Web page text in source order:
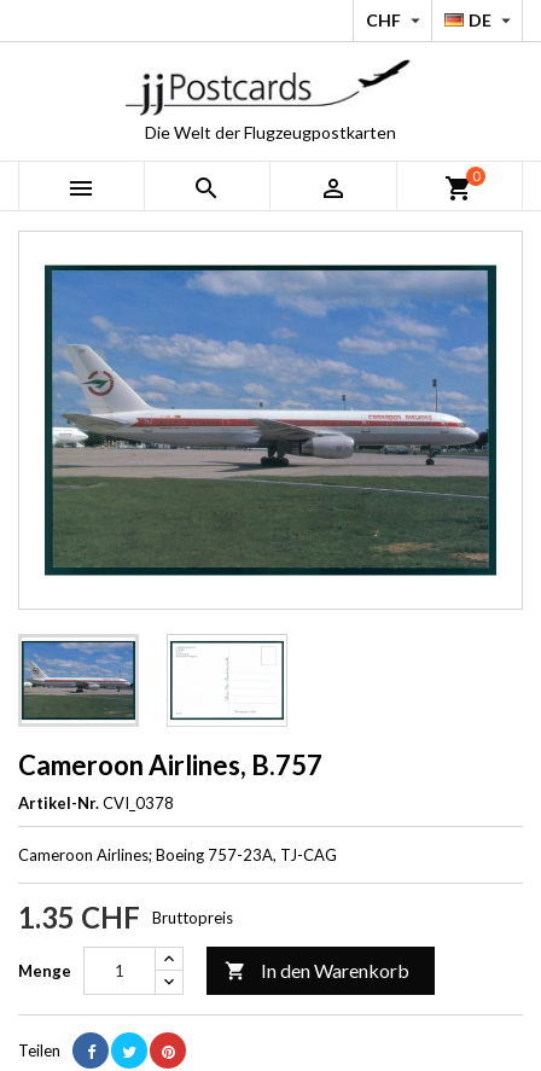
DE 
CHF 
Die Welt der Flugzeugpostkarten
   shopping_cart0
Cameroon Airlines, B.757
Artikel-Nr.CVI_0378
Cameroon Airlines; Boeing 757-23A, TJ-CAG
1.35 CHF Bruttopreis
Menge  In den Warenkorb
Teilen